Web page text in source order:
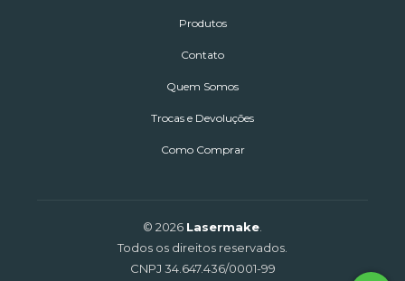
Produtos
Contato
Quem Somos
Trocas e Devoluções
Como Comprar
© 2026 Lasermake
Todos os direitos reservados.
CNPJ 34.647.436/0001-99